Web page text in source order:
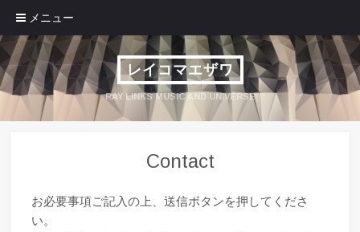
メニュー
コンテンツへ移動
レイコマエザワ
RAY LINKS MUSIC AND UNIVERSE
Contact
お必要事項ご記入の上、送信ボタンを押してくださ
い。